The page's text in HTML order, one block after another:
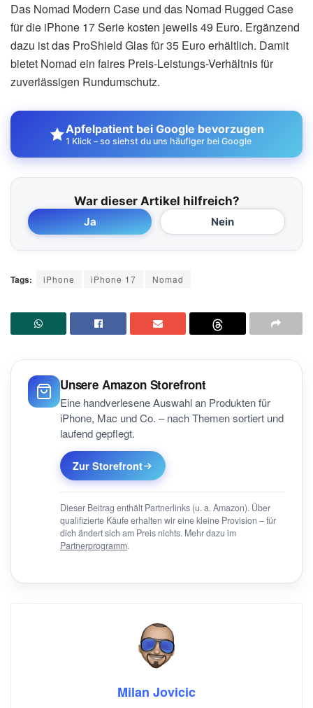
Das Nomad Modern Case und das Nomad Rugged Case
für die iPhone 17 Serie kosten jeweils 49 Euro. Ergänzend
dazu ist das ProShield Glas für 35 Euro erhältlich. Damit
bietet Nomad ein faires Preis-Leistungs-Verhältnis für
zuverlässigen Rundumschutz.
Apfelpatient bei Google bevorzugen
1 Klick – so siehst du uns häufiger bei Google
War dieser Artikel hilfreich?
Ja Nein
Tags: iPhone iPhone 17 Nomad
Unsere Amazon Storefront
Eine handverlesene Auswahl an Produkten für
iPhone, Mac und Co. – nach Themen sortiert und
laufend gepflegt.
Zur Storefront
Dieser Beitrag enthält Partnerlinks (u. a. Amazon). Über
qualifizierte Käufe erhalten wir eine kleine Provision – für
dich ändert sich am Preis nichts. Mehr dazu im
Partnerprogramm.
Milan Jovicic